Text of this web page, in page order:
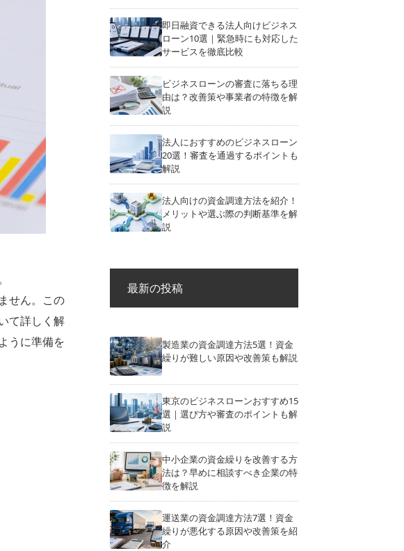
せん。この
て詳しく解
うに準備を
即日融資できる法人向けビジネス
ローン10選｜緊急時にも対応した
サービスを徹底比較
ビジネスローンの審査に落ちる理
由は？改善策や事業者の特徴を解
説
法人におすすめのビジネスローン
20選！審査を通過するポイントも
解説
法人向けの資金調達方法を紹介！
メリットや選ぶ際の判断基準を解
説
最新の投稿
製造業の資金調達方法5選！資金
繰りが難しい原因や改善策も解説
東京のビジネスローンおすすめ15
選｜選び方や審査のポイントも解
説
中小企業の資金繰りを改善する方
法は？早めに相談すべき企業の特
徴を解説
運送業の資金調達方法7選！資金
繰りが悪化する原因や改善策を紹
介